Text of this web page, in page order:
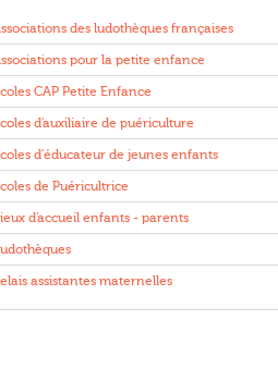
des ludothèques françaises
pour la petite enfance
CAP Petite Enfance
d'auxiliaire de puériculture
d'éducateur de jeunes enfants
de Puéricultrice
d'accueil enfants - parents
assistantes maternelles